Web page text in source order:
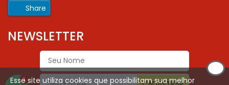
Share
NEWSLETTER
1
Esse site utiliza cookies que possibilitam sua melhor